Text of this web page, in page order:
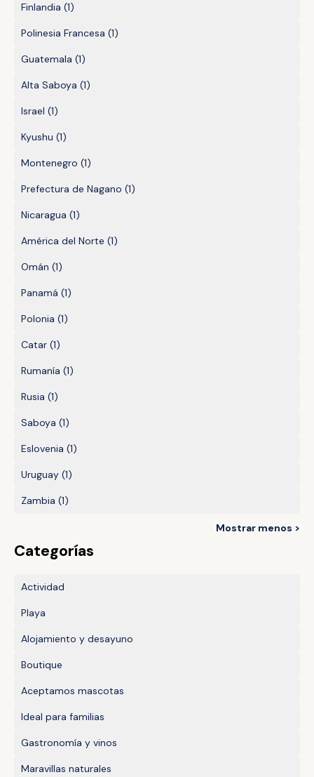
Finlandia (1)
Polinesia Francesa (1)
Guatemala (1)
Alta Saboya (1)
Israel (1)
Kyushu (1)
Montenegro (1)
Prefectura de Nagano (1)
Nicaragua (1)
América del Norte (1)
Omán (1)
Panamá (1)
Polonia (1)
Catar (1)
Rumanía (1)
Rusia (1)
Saboya (1)
Eslovenia (1)
Uruguay (1)
Zambia (1)
Mostrar menos >
Categorías
Actividad
Playa
Alojamiento y desayuno
Boutique
Aceptamos mascotas
Ideal para familias
Gastronomía y vinos
Maravillas naturales